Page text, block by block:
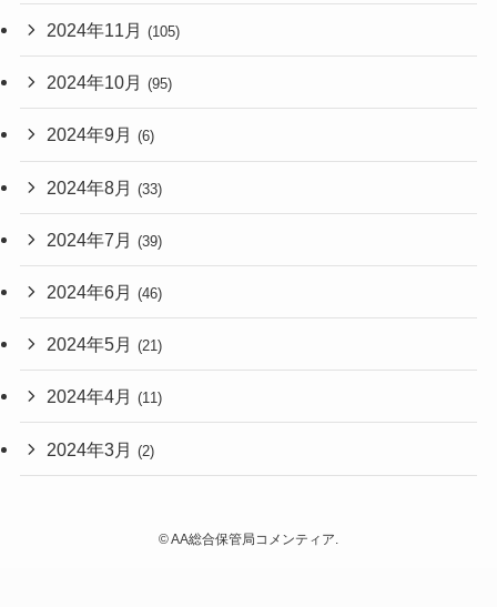
2024年11月 (105)
2024年10月 (95)
2024年9月 (6)
2024年8月 (33)
2024年7月 (39)
2024年6月 (46)
2024年5月 (21)
2024年4月 (11)
2024年3月 (2)
©AA総合保管局コメンティア.